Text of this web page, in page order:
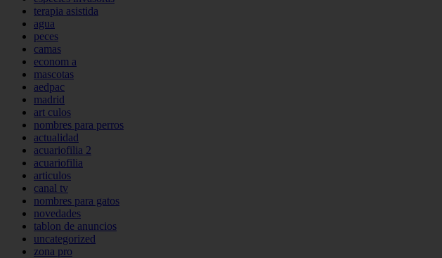
terapia asistida
agua
peces
camas
econom a
mascotas
aedpac
madrid
art culos
nombres para perros
actualidad
acuariofilia 2
acuariofilia
articulos
canal tv
nombres para gatos
novedades
tablon de anuncios
uncategorized
zona pro